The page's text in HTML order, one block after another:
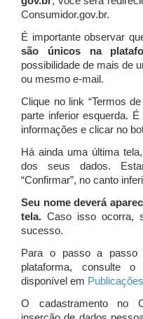
Consumidor.gov.br.
É importante observar
são únicos na
possibilidade de mais de
ou mesmo e-mail.
Clique no link “Termos
parte inferior esquerda.
informações e clicar no
Há ainda uma última
dos seus dados.
“Confirmar”, no canto
Seu nome deverá
tela. Caso isso ocorra,
sucesso.
Para o passo a passo
plataforma, consulte
disponível em Publicações
O cadastramento no